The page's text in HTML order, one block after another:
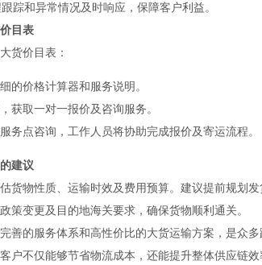
踪和异常情况及时响应，保障客户利益。
目表
货价目表：
的价格计算器和服务说明。
获取一对一报价及咨询服务。
务点咨询，工作人员将协助完成报价及寄运流程。
建议
货物性质、运输时效及费用预算。建议提前规划
策变更及目的地海关要求，确保货物顺利通关。
善的服务体系和高性价比的大货运输方案，是众
户不仅能够节省物流成本，还能提升整体供应链效